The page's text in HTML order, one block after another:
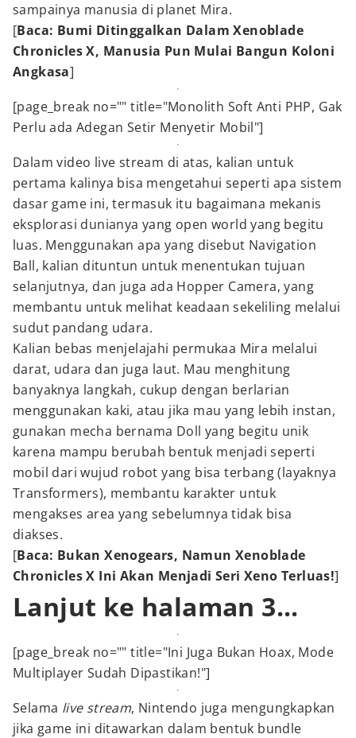
sampainya manusia di planet Mira.
[Baca: Bumi Ditinggalkan Dalam Xenoblade
Chronicles X, Manusia Pun Mulai Bangun Koloni
Angkasa]
[page_break no="" title="Monolith Soft Anti PHP, Gak
Perlu ada Adegan Setir Menyetir Mobil"]
Dalam video live stream di atas, kalian untuk
pertama kalinya bisa mengetahui seperti apa sistem
dasar game ini, termasuk itu bagaimana mekanis
eksplorasi dunianya yang open world yang begitu
luas. Menggunakan apa yang disebut Navigation
Ball, kalian dituntun untuk menentukan tujuan
selanjutnya, dan juga ada Hopper Camera, yang
membantu untuk melihat keadaan sekeliling melalui
sudut pandang udara.
Kalian bebas menjelajahi permukaa Mira melalui
darat, udara dan juga laut. Mau menghitung
banyaknya langkah, cukup dengan berlarian
menggunakan kaki, atau jika mau yang lebih instan,
gunakan mecha bernama Doll yang begitu unik
karena mampu berubah bentuk menjadi seperti
mobil dari wujud robot yang bisa terbang (layaknya
Transformers), membantu karakter untuk
mengakses area yang sebelumnya tidak bisa
diakses.
[Baca: Bukan Xenogears, Namun Xenoblade
Chronicles X Ini Akan Menjadi Seri Xeno Terluas!]
Lanjut ke halaman 3...
[page_break no="" title="Ini Juga Bukan Hoax, Mode
Multiplayer Sudah Dipastikan!"]
Selama live stream, Nintendo juga mengungkapkan
jika game ini ditawarkan dalam bentuk bundle